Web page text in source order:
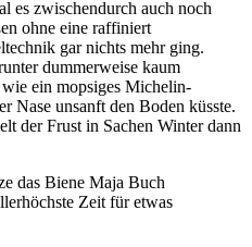
es zwischendurch auch noch
ohne eine raffiniert
gar nichts mehr ging.
dummerweise kaum
ein mopsiges Michelin-
Nase unsanft den Boden küsste.
der Frust in Sachen Winter dann
das Biene Maja Buch
Zeit für etwas